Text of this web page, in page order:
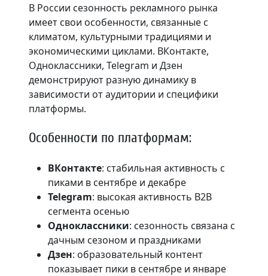
В России сезонность рекламного рынка
имеет свои особенности, связанные с
климатом, культурными традициями и
экономическими циклами. ВКонтакте,
Одноклассники, Telegram и Дзен
демонстрируют разную динамику в
зависимости от аудитории и специфики
платформы.
Особенности по платформам:
ВКонтакте: стабильная активность с
пиками в сентябре и декабре
Telegram: высокая активность B2B
сегмента осенью
Одноклассники: сезонность связана с
дачным сезоном и праздниками
Дзен: образовательный контент
показывает пики в сентябре и январе